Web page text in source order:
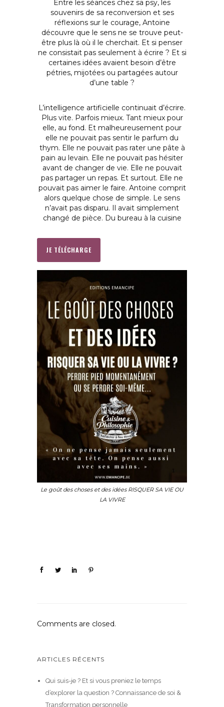
Entre les séances chez sa psy, les
souvenirs de sa reconversion et ses
réflexions sur le courage, Antoine
découvre que le sens ne se trouve peut-
être plus là où il le cherchait. Et si penser
ne consistait pas seulement à écrire ? Et si
certaines idées avaient besoin d’être
pétries, mijotées ou partagées autour
d’une table ?
L’intelligence artificielle continuait d’écrire.
Plus vite. Parfois mieux. Tant mieux pour
elle, au fond. Et malheureusement pour
elle ne pouvait pas sentir le parfum du
thym. Elle ne pouvait pas rater une pâte à
pain au levain. Elle ne pouvait pas hésiter
avant de changer de vie. Elle ne pouvait
pas partager un repas. Et surtout. Elle ne
pouvait pas aimer le faire. Antoine comprit
alors quelque chose de simple. Le sens
n’avait pas disparu. Il avait simplement
changé de pièce. Du bureau à la cuisine
JE TÉLÉCHARGE
Le goût des choses et des idées RISQUER SA VIE OU
LA VIVRE
Comments are closed.
ARTICLES RÉCENTS
Qui suis-je ? Et si vous preniez le temps
d’explorer la question ? Connaissance de soi &
Transformation personnelle